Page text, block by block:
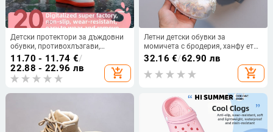
Детски протектори за дъждовни
обувки, противохлъзгави,
усилени и издръжливи,
водоустойчиви покривки за
обувки за момчета и момичета
11.70 - 11.74 €/
22.88 - 22.96 лв
add_shopping_cart
Летни детски обувки за
момичета с бродерия, ханфу етно
стил, старопекински платнени
обувки, дишаща мрежеста горна
част и мека подметка
32.16 €/62.90 лв
add_shopping_cart